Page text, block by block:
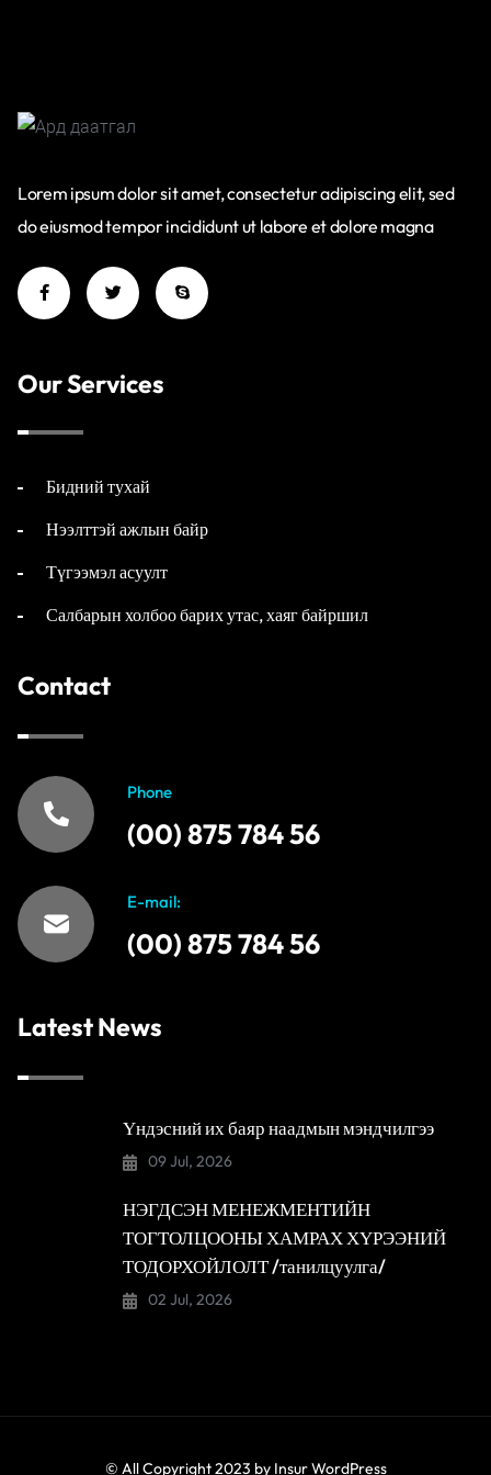
Lorem ipsum dolor sit amet, consectetur adipiscing elit, sed
do eiusmod tempor incididunt ut labore et dolore magna
Our Services
Бидний тухай
Нээлттэй ажлын байр
Түгээмэл асуулт
Салбарын холбоо барих утас, хаяг байршил
Contact
Phone
(00) 875 784 56
E-mail:
(00) 875 784 56
Latest News
Үндэсний их баяр наадмын мэндчилгээ
09 Jul, 2026
НЭГДСЭН МЕНЕЖМЕНТИЙН
ТОГТОЛЦООНЫ ХАМРАХ ХҮРЭЭНИЙ
ТОДОРХОЙЛОЛТ /танилцуулга/
02 Jul, 2026
© All Copyright 2023 by Insur WordPress